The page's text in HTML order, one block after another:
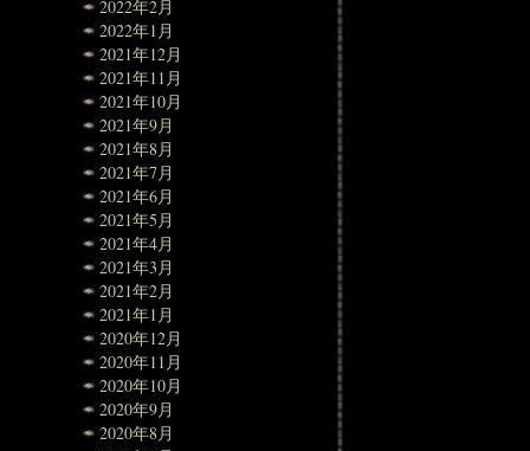
2022年2月
2022年1月
2021年12月
2021年11月
2021年10月
2021年9月
2021年8月
2021年7月
2021年6月
2021年5月
2021年4月
2021年3月
2021年2月
2021年1月
2020年12月
2020年11月
2020年10月
2020年9月
2020年8月